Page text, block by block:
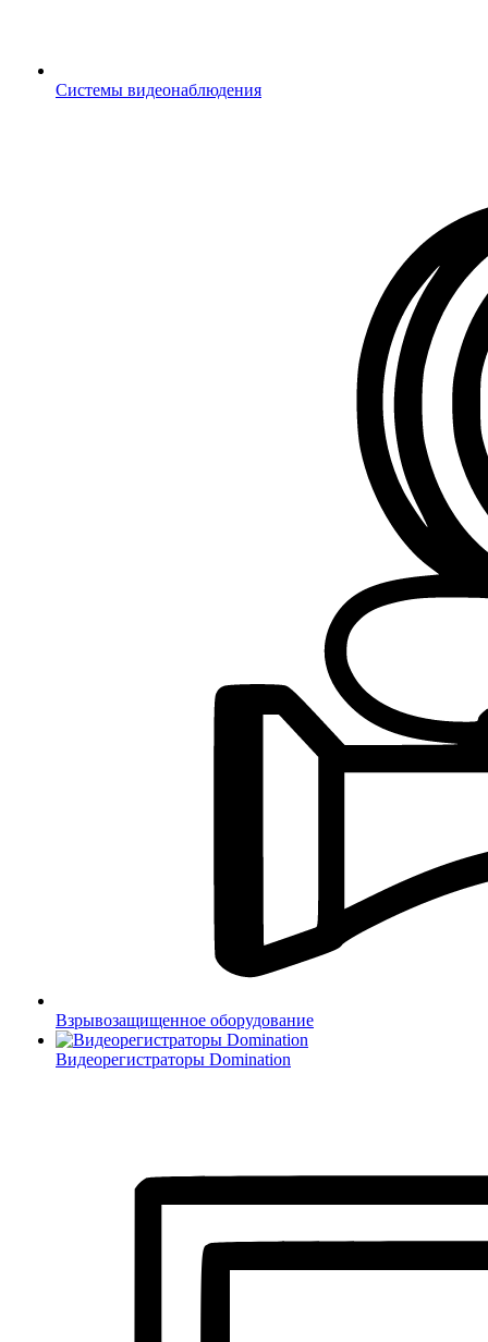
Системы видеонаблюдения
Взрывозащищенное оборудование
Видеорегистраторы Domination